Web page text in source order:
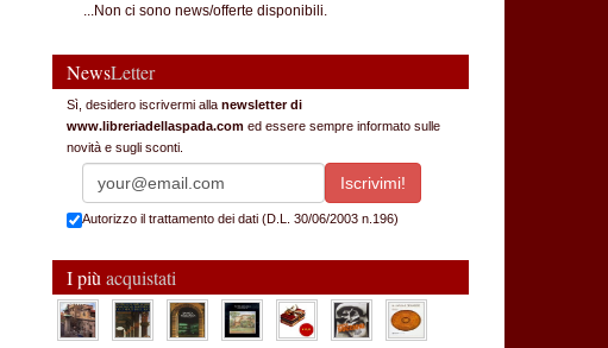
...Non ci sono news/offerte disponibili.
NewsLetter
Sì, desidero iscrivermi alla newsletter di
www.libreriadellaspada.com ed essere sempre informato sulle
novità e sugli sconti.
Autorizzo il trattamento dei dati (D.L. 30/06/2003 n.196)
I più acquistati